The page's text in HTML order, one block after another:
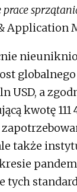
USD, a
kwotę
także